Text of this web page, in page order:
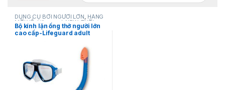
DỤNG CỤ BƠI NGƯỜI LỚN, HÀNG
MỚI VỀ Lifeguard,NEW, THỜI
TRANG NỮ
Bộ kính lặn ống thở người lớn
cao cấp-Lifeguard adult